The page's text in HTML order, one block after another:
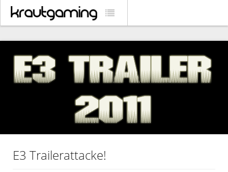
E3 Trailerattacke!